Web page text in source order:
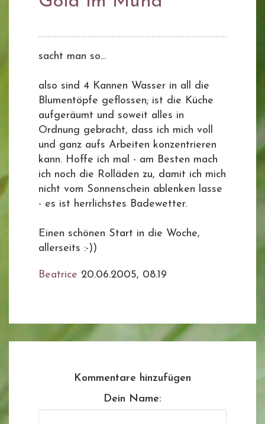
sacht man so...
also sind 4 Kannen Wasser in all die
Blumentöpfe geflossen; ist die Küche
aufgeräumt und soweit alles in
Ordnung gebracht, dass ich mich voll
und ganz aufs Arbeiten konzentrieren
kann. Hoffe ich mal - am Besten mach
ich noch die Rolläden zu, damit ich mich
nicht vom Sonnenschein ablenken lasse
- es ist herrlichstes Badewetter.
Einen schönen Start in die Woche,
allerseits :-))
Beatrice 20.06.2005, 08.19
Kommentare hinzufügen
Dein Name: